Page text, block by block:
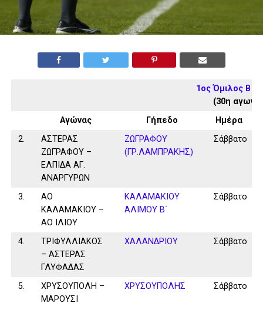
1ος Όμιλος Β
(30η
Αγώνας
Γήπεδο Ημέρα
2.
ΑΣΤΕΡΑΣ
ΖΩΓΡΑΦΟΥ –
ΕΛΠΙΔΑ ΑΓ.
ΑΝΑΡΓΥΡΩΝ
ΖΩΓΡΑΦΟΥ
(ΓΡ.ΛΑΜΠΡΑΚΗΣ)
Σάββατο
3.
ΑΟ
ΚΑΛΑΜΑΚΙΟΥ –
ΑΟ ΙΛΙΟΥ
ΚΑΛΑΜAKIOY
ΑΛΙΜΟΥ Β΄
Σάββατο
4.
ΤΡΙΦΥΛΛΙΑΚΟΣ
– ΑΣΤΕΡΑΣ
ΓΛΥΦΑΔΑΣ
ΧΑΛΑΝΔΡΙΟΥ Σάββατο
5.
ΧΡΥΣΟΥΠΟΛΗ –
ΜΑΡΟΥΣΙ
ΧΡΥΣΟΥΠΟΛΗΣ Σάββατο